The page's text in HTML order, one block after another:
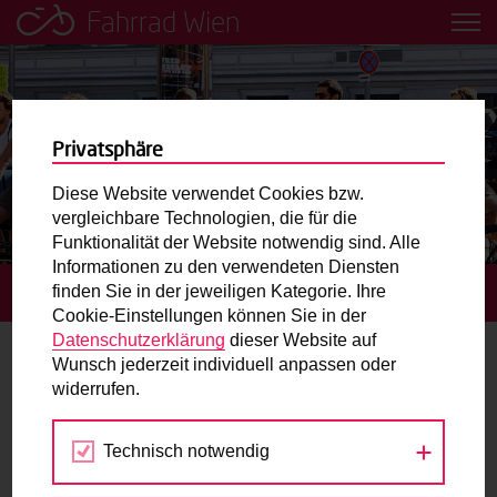
Fahrrad Wien
Leih dir einfach ein Transportfahrrad in deiner Nähe aus!
Mobilitätsbildung für Kinder und
Jugendliche
Radweg-Projektkarte
Routenplaner
Mit dem Fahrrad in Wien unterwegs? Hier finden Sie die
beste Route.
Wunschbox
Sie haben ein Anliegen zum Radverkehr? Schreiben Sie
STARTSEITE TERMINE
Lastenrad
Mai Jun Jul
Privatsphäre
Diese Website verwendet Cookies bzw.
vergleichbare Technologien, die für die
Funktionalität der Website notwendig sind. Alle
Informationen zu den verwendeten Diensten
finden Sie in der jeweiligen Kategorie. Ihre
Cookie-Einstellungen können Sie in der
Datenschutzerklärung dieser Website auf
Wunsch jederzeit individuell anpassen oder
widerrufen.
Technisch notwendig